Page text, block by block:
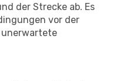
der Strecke ab. Es
vor der